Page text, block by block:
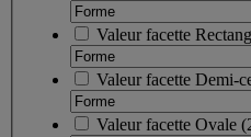
Valeur facette
Valeur facette Demi-
Valeur facette Ovale (